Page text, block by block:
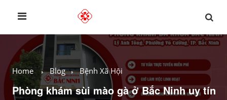
Home Blog Bệnh Xã Hội
Phòng khám sùi mào gà ở Bắc Ninh uy tín